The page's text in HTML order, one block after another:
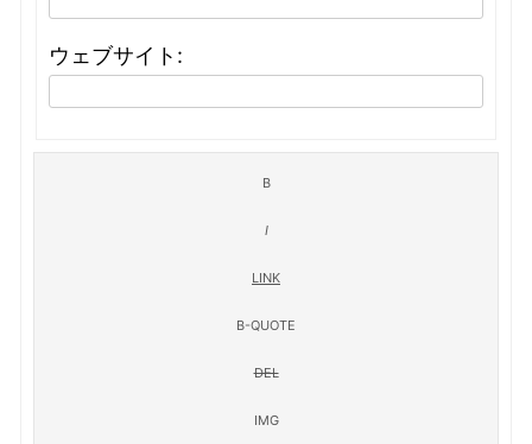
ウェブサイト: